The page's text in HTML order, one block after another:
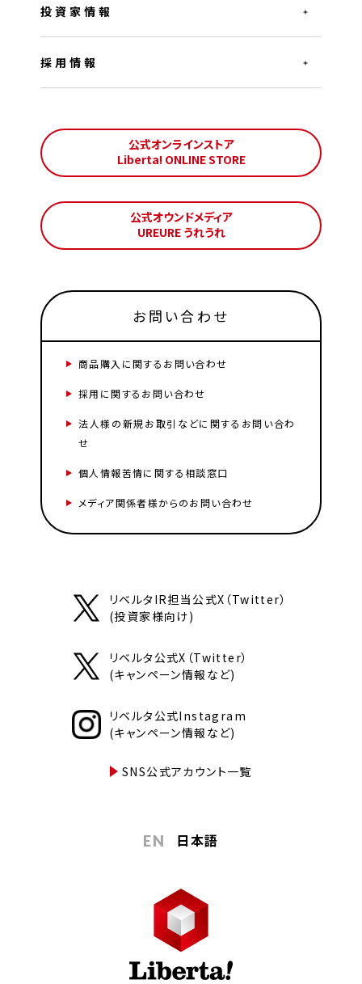
投資家情報
採用情報
公式オンラインストア
Liberta! ONLINE STORE
公式オウンドメディア
UREURE うれうれ
お問い合わせ
商品購入に関するお問い合わせ
採用に関するお問い合わせ
法人様の新規お取引などに関するお問い合わ
せ
個人情報苦情に関する相談窓口
メディア関係者様からのお問い合わせ
リベルタIR担当公式X（Twitter）
(投資家様向け)
リベルタ公式X（Twitter）
(キャンペーン情報など)
リベルタ公式Instagram
(キャンペーン情報など)
SNS公式アカウント一覧
EN 日本語